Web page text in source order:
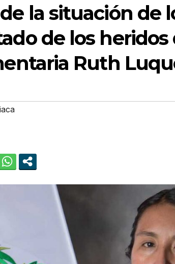
la situación de
de los heridos
Ruth